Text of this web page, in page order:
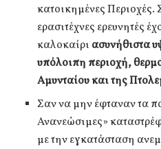
κατοικημένες Περιοχές.
ερασιτέχνες ερευνητές
καλοκαίρι ασυνήθιστα
υπόλοιπη περιοχή,
Αμυνταίου και της
Σαν να μην έφταναν τα
Ανανεώσιμες»
με την εγκατάσταση